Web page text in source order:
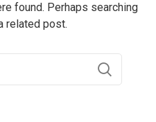
found. Perhaps searching
related post.